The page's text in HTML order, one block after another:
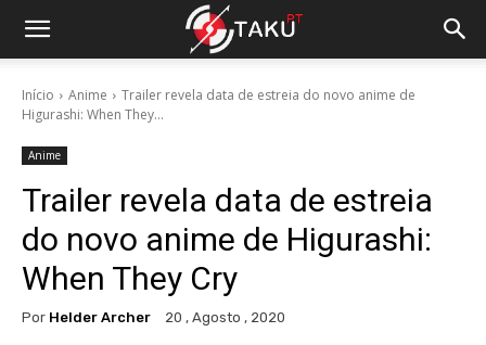
Início Anime
Trailer revela data de estreia do novo anime de
Higurashi: When They...
Anime
Trailer revela data de estreia
do novo anime de Higurashi:
When They Cry
Por Helder Archer 20 , Agosto , 2020